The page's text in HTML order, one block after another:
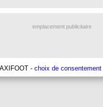
emplacement publicitaire
- choix de consentement